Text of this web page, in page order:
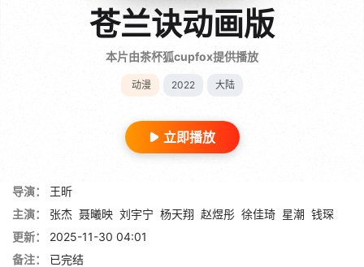
苍兰诀动画版
本片由茶杯狐cupfox提供播放
动漫 2022 大陆
立即播放
导演：
王昕
主演：
张杰 聂曦映 刘宇宁 杨天翔 赵煜彤 徐佳琦 星潮 钱琛
更新：
2025-11-30 04:01
备注：
已完结